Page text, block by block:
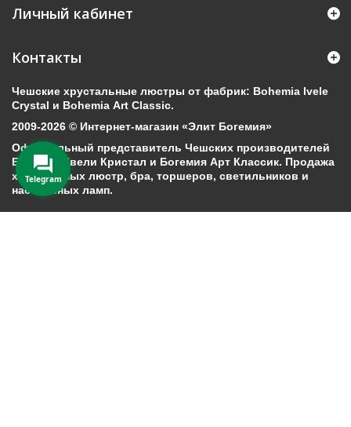
Личный кабинет
Контакты
Чешские хрустальные люстры от фабрик: Bohemia Ivele
Crystal и Bohemia Art Classic.
2009-2026 © Интернет-магазин «Элит Богемия»
Официальный представитель Чешских производителей
Богемия Ивели Кристал и Богемия Арт Классик. Продажа
хрустальных люстр, бра, торшеров, светильников и
настольных ламп.
Telegram